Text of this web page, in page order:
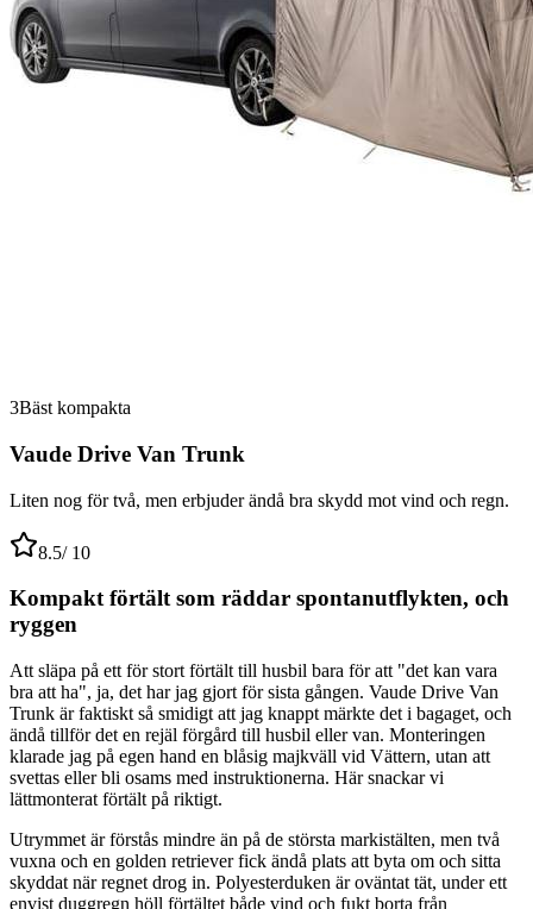
3Bäst kompakta
Vaude Drive Van Trunk
Liten nog för två, men erbjuder ändå bra skydd mot vind och regn.
8.5/ 10
Kompakt förtält som räddar spontanutflykten, och
ryggen
Att släpa på ett för stort förtält till husbil bara för att "det kan vara
bra att ha", ja, det har jag gjort för sista gången. Vaude Drive Van
Trunk är faktiskt så smidigt att jag knappt märkte det i bagaget, och
ändå tillför det en rejäl förgård till husbil eller van. Monteringen
klarade jag på egen hand en blåsig majkväll vid Vättern, utan att
svettas eller bli osams med instruktionerna. Här snackar vi
lättmonterat förtält på riktigt.
Utrymmet är förstås mindre än på de största markistälten, men två
vuxna och en golden retriever fick ändå plats att byta om och sitta
skyddat när regnet drog in. Polyesterduken är oväntat tät, under ett
envist duggregn höll förtältet både vind och fukt borta från